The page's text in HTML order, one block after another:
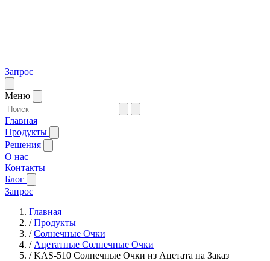
Запрос
Меню
Главная
Продукты
Решения
О нас
Контакты
Блог
Запрос
Главная
/Продукты
/Солнечные Очки
/ Ацетатные Солнечные Очки
/KAS-510 Солнечные Очки из Ацетата на Заказ